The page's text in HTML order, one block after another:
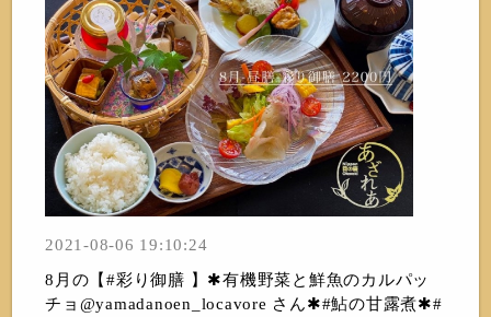
2021-08-06 19:10:24
8月の【#彩り御膳 】✱有機野菜と鮮魚のカルパッ
チョ@yamadanoen_locavore さん✱#鮎の甘露煮✱#